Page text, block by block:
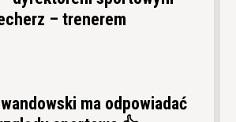
– trenerem
ma odpowiadać